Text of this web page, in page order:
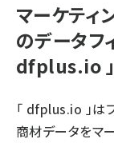
マーケティ
のデータフ
dfplus.io
「 dfplus.io 」は
商材データをマ